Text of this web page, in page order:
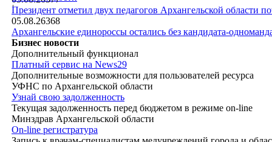
|
Президент отметил двух педагогов Архангельской области
05.08.26368
Архангельские единороссы остались без кандидата-
Бизнес новости
Дополнительный функционал
Платный сервис на News29
Дополнительные возможности для пользователей ресурса
УФНС по Архангельской области
Узнай свою задолженность
Текущая задолженность перед бюджетом в режиме on-line
Минздрав Архангельской области
On-line регистратура